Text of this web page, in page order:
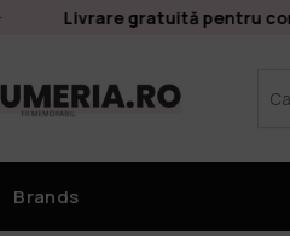
Livrare gratuită pentru
Brands